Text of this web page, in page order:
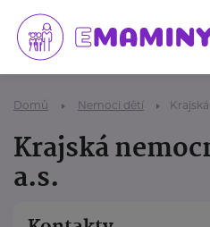
Domů Nemoci dětí
Krajská
a.s.